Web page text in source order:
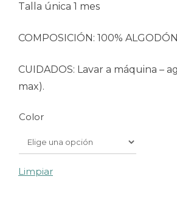
Talla única 1 mes
COMPOSICIÓN: 100%
CUIDADOS: Lavar a máquina –
max).
Color
Limpiar